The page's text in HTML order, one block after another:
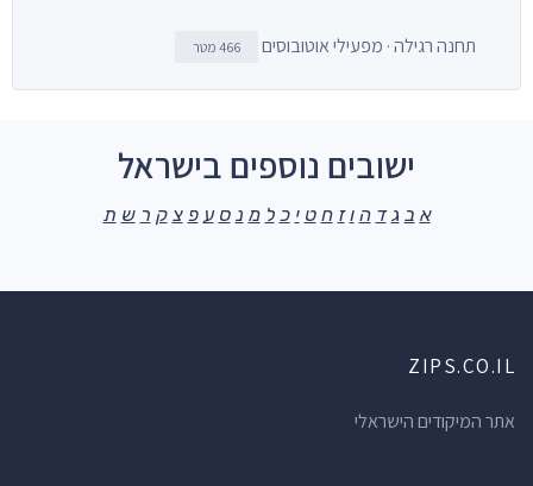
תחנה רגילה · מפעילי אוטובוסים 466 מטר
ישובים נוספים בישראל
א ב ג ד ה ו ז ח ט י כ ל מ נ ס ע פ צ ק ר ש ת
ZIPS.CO.IL
אתר המיקודים הישראלי